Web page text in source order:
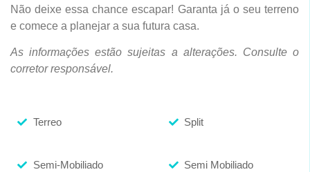
Não deixe essa chance escapar! Garanta já o seu terreno
e comece a planejar a sua futura casa.
As informações estão sujeitas a alterações. Consulte o
corretor responsável.
Terreo Split
Semi-Mobiliado Semi Mobiliado